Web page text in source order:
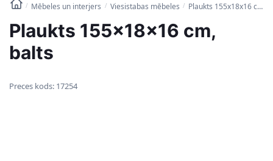
/ Mēbeles un interjers / Viesistabas mēbeles / Plaukts 155x18x16 cm, balts
Plaukts 155x18x16 cm,
balts
Preces kods: 17254